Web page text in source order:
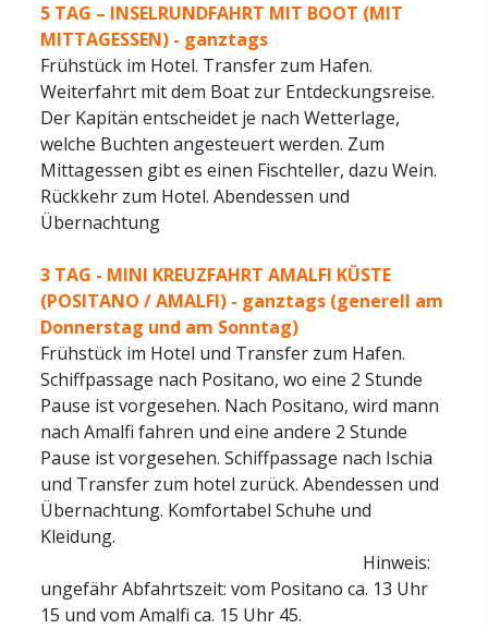
5 TAG – INSELRUNDFAHRT MIT BOOT (MIT
MITTAGESSEN) - ganztags
Frühstück im Hotel. Transfer zum Hafen.
Weiterfahrt mit dem Boat zur Entdeckungsreise.
Der Kapitän entscheidet je nach Wetterlage,
welche Buchten angesteuert werden. Zum
Mittagessen gibt es einen Fischteller, dazu Wein.
Rückkehr zum Hotel. Abendessen und
Übernachtung
3 TAG - MINI KREUZFAHRT AMALFI KÜSTE
(POSITANO / AMALFI) - ganztags (generell am
Donnerstag und am Sonntag)
Frühstück im Hotel und Transfer zum Hafen.
Schiffpassage nach Positano, wo eine 2 Stunde
Pause ist vorgesehen. Nach Positano, wird mann
nach Amalfi fahren und eine andere 2 Stunde
Pause ist vorgesehen. Schiffpassage nach Ischia
und Transfer zum hotel zurück. Abendessen und
Übernachtung. Komfortabel Schuhe und
Kleidung.
Hinweis:
ungefähr Abfahrtszeit: vom Positano ca. 13 Uhr
15 und vom Amalfi ca. 15 Uhr 45.